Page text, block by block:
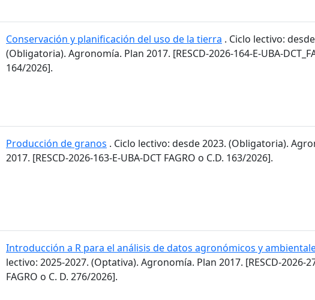
Conservación y planificación del uso de la tierra . Ciclo lectivo:
(Obligatoria). Agronomía. Plan 2017. [RESCD-2026-164-E-UBA-
164/2026].
Producción de granos . Ciclo lectivo: desde 2023. (Obligatoria).
2017. [RESCD-2026-163-E-UBA-DCT FAGRO o C.D. 163/2026].
Introducción a R para el análisis de datos agronómicos y
lectivo: 2025-2027. (Optativa). Agronomía. Plan 2017. [RESCD-2026-
FAGRO o C. D. 276/2026].